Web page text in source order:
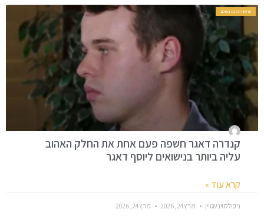
חדשות סלבס בעולם
קנדרה דאגר חשפה פעם אחת את החלק האהוב
עליה ביותר בנישואים ליוסף דאגר
קרא עוד »
ניקולס וינשטיין מרץ 24, 2026 מרץ 24, 2026